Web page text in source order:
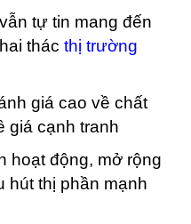
tự tin mang đến
thác thị trường
giá cao về chất
giá cạnh tranh
hoạt động, mở rộng
hút thị phần mạnh